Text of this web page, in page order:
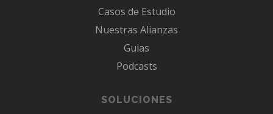
Casos de Estudio
Nuestras Alianzas
Guias
Podcasts
SOLUCIONES